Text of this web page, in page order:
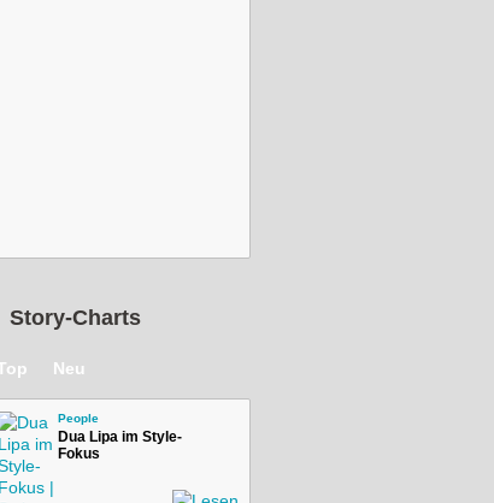
Story-Charts
Neu
People
Dua Lipa im Style-
Fokus